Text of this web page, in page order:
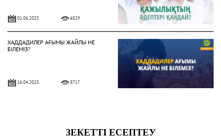
01.06.2025 6829
ХАДДАДИЛЕР АҒЫМЫ ЖАЙЛЫ НЕ
БІЛЕМІЗ?
16.04.2025 8717